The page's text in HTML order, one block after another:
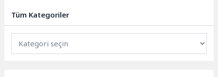
Tüm Kategoriler